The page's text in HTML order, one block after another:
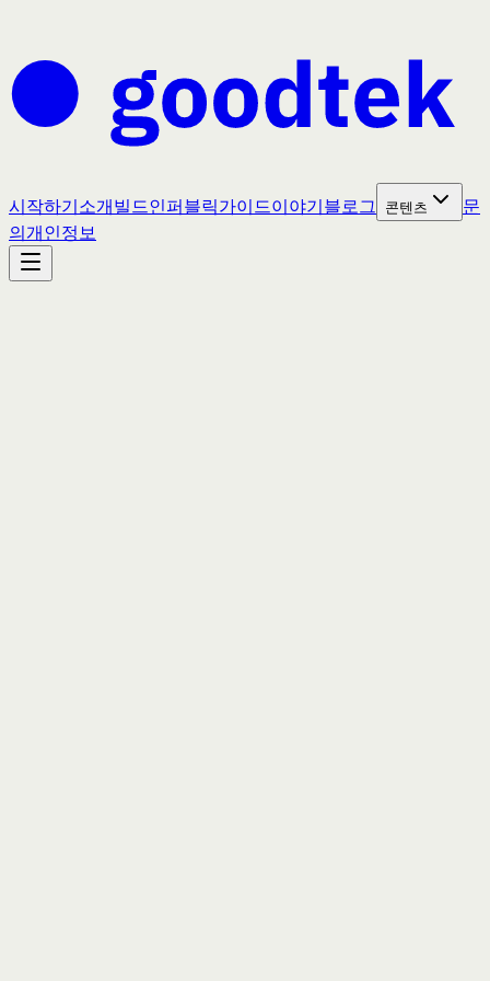
시작하기소개빌드인퍼블릭가이드이야기블로그 콘텐츠
문
의개인정보